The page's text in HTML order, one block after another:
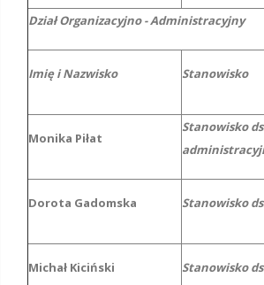
Dział Organizacyjno - Administracyjny
Imię i Nazwisko Stanowisko
Monika Piłat
Stanowisko
Dorota Gadomska Stanowisko
Michał Kiciński Stanowisko